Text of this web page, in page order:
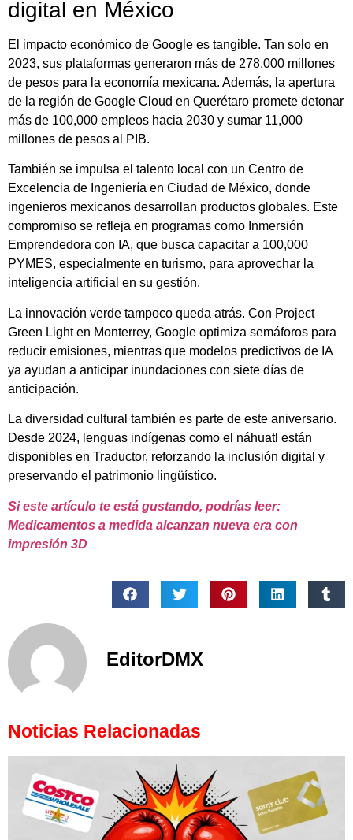
digital en México
El impacto económico de Google es tangible. Tan solo en
2023, sus plataformas generaron más de 278,000 millones
de pesos para la economía mexicana. Además, la apertura
de la región de Google Cloud en Querétaro promete detonar
más de 100,000 empleos hacia 2030 y sumar 11,000
millones de pesos al PIB.
También se impulsa el talento local con un Centro de
Excelencia de Ingeniería en Ciudad de México, donde
ingenieros mexicanos desarrollan productos globales. Este
compromiso se refleja en programas como Inmersión
Emprendedora con IA, que busca capacitar a 100,000
PYMES, especialmente en turismo, para aprovechar la
inteligencia artificial en su gestión.
La innovación verde tampoco queda atrás. Con Project
Green Light en Monterrey, Google optimiza semáforos para
reducir emisiones, mientras que modelos predictivos de IA
ya ayudan a anticipar inundaciones con siete días de
anticipación.
La diversidad cultural también es parte de este aniversario.
Desde 2024, lenguas indígenas como el náhuatl están
disponibles en Traductor, reforzando la inclusión digital y
preservando el patrimonio lingüístico.
Si este artículo te está gustando, podrías leer:
Medicamentos a medida alcanzan nueva era con
impresión 3D
EditorDMX
Noticias Relacionadas